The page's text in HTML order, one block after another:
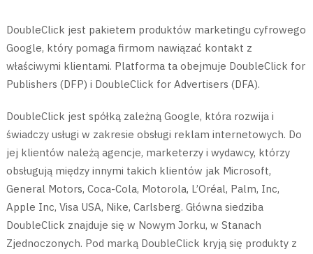
DoubleClick jest pakietem produktów marketingu cyfrowego
Google, który pomaga firmom nawiązać kontakt z
właściwymi klientami. Platforma ta obejmuje DoubleClick for
Publishers (DFP) i DoubleClick for Advertisers (DFA).
DoubleClick jest spółką zależną Google, która rozwija i
świadczy usługi w zakresie obsługi reklam internetowych. Do
jej klientów należą agencje, marketerzy i wydawcy, którzy
obsługują między innymi takich klientów jak Microsoft,
General Motors, Coca-Cola, Motorola, L’Oréal, Palm, Inc,
Apple Inc, Visa USA, Nike, Carlsberg. Główna siedziba
DoubleClick znajduje się w Nowym Jorku, w Stanach
Zjednoczonych. Pod marką DoubleClick kryją się produkty z